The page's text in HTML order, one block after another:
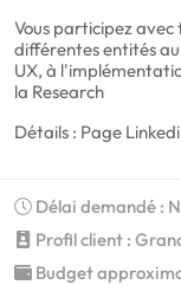
Vous participez
différentes entités
UX, à
la Research
Détails : Page
Délai demandé :
Profil client :
Budget